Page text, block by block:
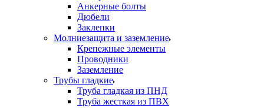
Анкерные болты
Дюбели
Заклепки
Молниезащита и заземление
Крепежные элементы
Проводники
Заземление
Трубы гладкие
Труба гладкая из ПНД
Труба жесткая из ПВХ